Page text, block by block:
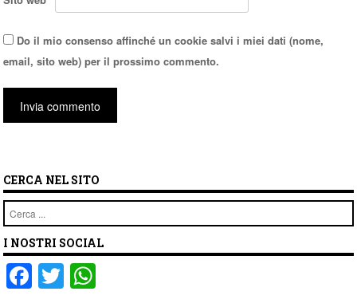
Do il mio consenso affinché un cookie salvi i miei dati (nome,
email, sito web) per il prossimo commento.
CERCA NEL SITO
Cerca
I NOSTRI SOCIAL
F T